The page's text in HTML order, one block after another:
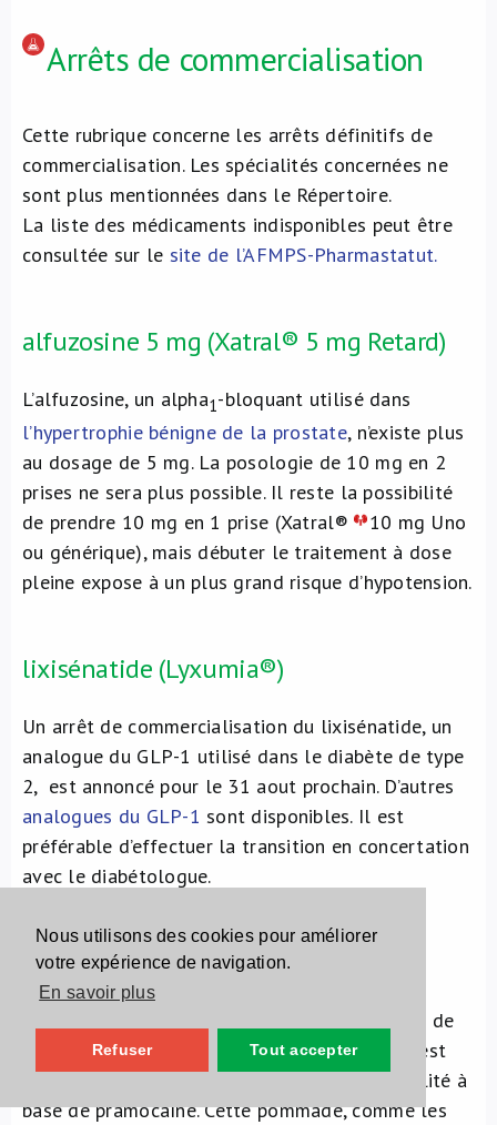
Nous utilisons des cookies pour améliorer
votre expérience de navigation.
En savoir plus
Refuser Tout accepter
Arrêts de commercialisation
Cette rubrique concerne les arrêts définitifs de
commercialisation. Les spécialités concernées ne
sont plus mentionnées dans le Répertoire.
La liste des médicaments indisponibles peut être
consultée sur le site de l’AFMPS-Pharmastatut.
alfuzosine 5 mg (Xatral® 5 mg Retard)
L’alfuzosine, un alpha1-bloquant utilisé dans
l’hypertrophie bénigne de la prostate, n’existe plus
au dosage de 5 mg. La posologie de 10 mg en 2
prises ne sera plus possible. Il reste la possibilité
de prendre 10 mg en 1 prise (Xatral®
10 mg Uno
ou générique), mais débuter le traitement à dose
pleine expose à un plus grand risque d’hypotension.
lixisénatide (Lyxumia®)
Un arrêt de commercialisation du lixisénatide, un
analogue du GLP-1 utilisé dans le diabète de type
2, est annoncé pour le 31 aout prochain. D’autres
analogues du GLP-1 sont disponibles. Il est
préférable d’effectuer la transition en concertation
avec le diabétologue.
pramocaïne (Nestosyl®)
La spécialité Nestosyl®, une pommade à base de
chlorhexidine, pramocaïne et oxyde de zinc, n’est
plus commercialisée. Il n’existe plus de spécialité à
base de pramocaïne. Cette pommade, comme les